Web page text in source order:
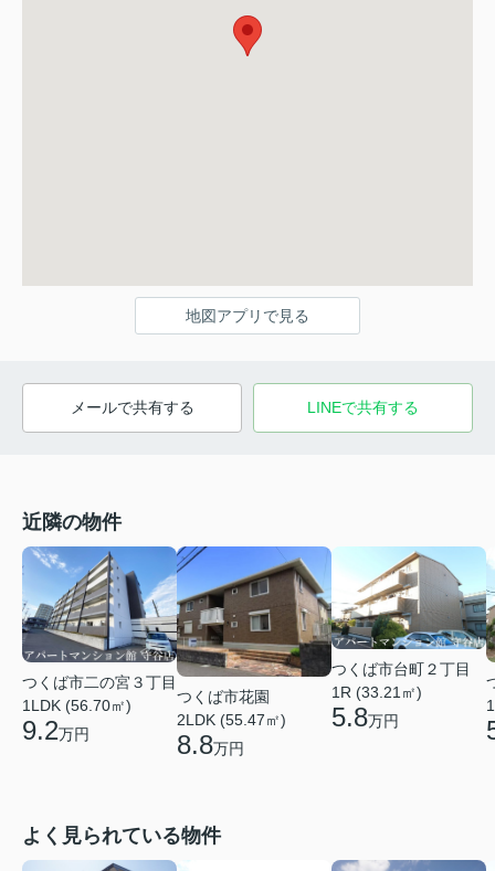
地図アプリで見る
メールで共有する LINEで共有する
近隣の物件
つくば市二の宮３丁目
1LDK (56.70㎡)
9.2万円
つくば市花園
2LDK (55.47㎡)
8.8万円
つくば市台町２丁目
1R (33.21㎡)
5.8万円
よく見られている物件